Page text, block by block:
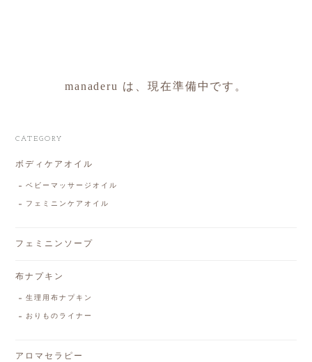
manaderu は、現在準備中です。
CATEGORY
ボディケアオイル
ベビーマッサージオイル
フェミニンケアオイル
フェミニンソープ
布ナプキン
生理用布ナプキン
おりものライナー
アロマセラピー